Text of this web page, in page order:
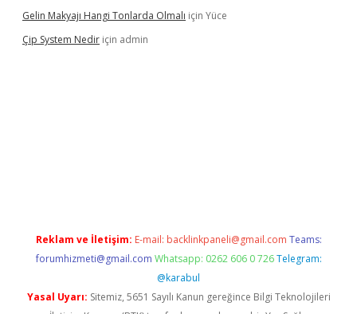
Gelin Makyajı Hangi Tonlarda Olmalı için Yüce
Çip System Nedir için admin
Reklam ve İletişim: E-mail: backlinkpaneli@gmail.com Teams:
forumhizmeti@gmail.com Whatsapp: 0262 606 0 726 Telegram:
@karabul
Yasal Uyarı: Sitemiz, 5651 Sayılı Kanun gereğince Bilgi Teknolojileri